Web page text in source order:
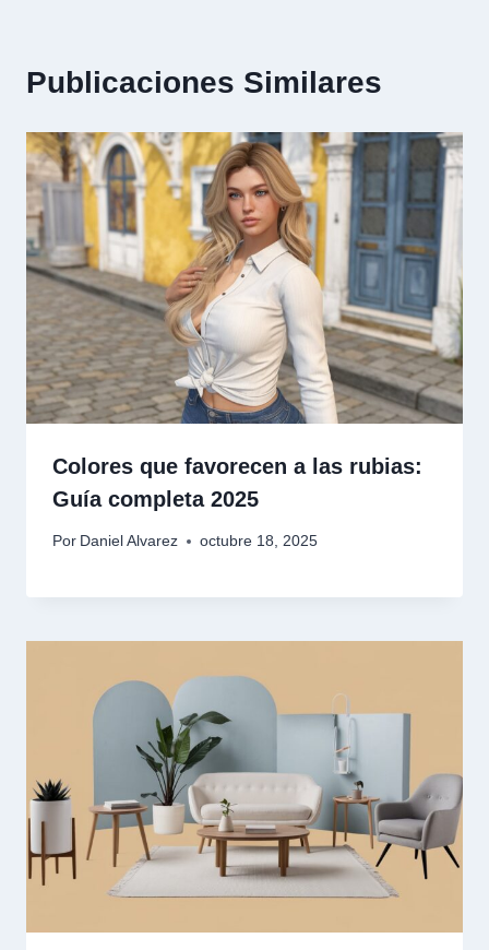
Publicaciones Similares
Colores que favorecen a las rubias:
Guía completa 2025
Por Daniel Alvarez octubre 18, 2025